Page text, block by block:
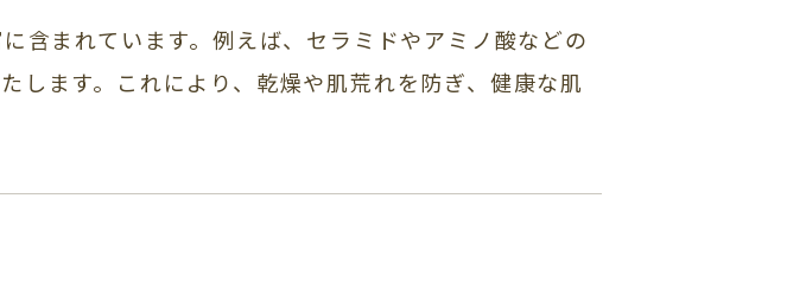
含まれています。例えば、セラミドやアミノ酸などの
します。これにより、乾燥や肌荒れを防ぎ、健康な肌